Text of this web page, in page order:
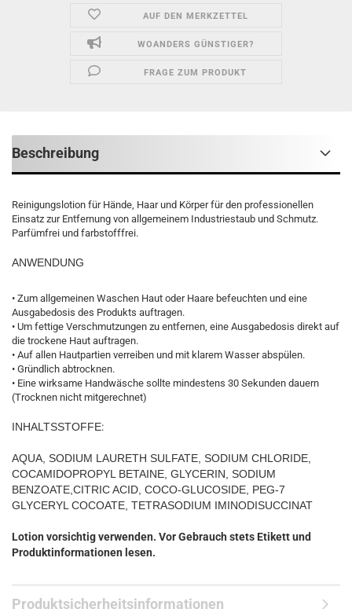
AUF DEN MERKZETTEL
WOANDERS GÜNSTIGER?
FRAGE ZUM PRODUKT
Beschreibung
Reinigungslotion für Hände, Haar und Körper für den professionellen
Einsatz zur Entfernung von allgemeinem Industriestaub und Schmutz.
Parfümfrei und farbstofffrei.
ANWENDUNG
• Zum allgemeinen Waschen Haut oder Haare befeuchten und eine
Ausgabedosis des Produkts auftragen.
• Um fettige Verschmutzungen zu entfernen, eine Ausgabedosis direkt auf
die trockene Haut auftragen.
• Auf allen Hautpartien verreiben und mit klarem Wasser abspülen.
• Gründlich abtrocknen.
• Eine wirksame Handwäsche sollte mindestens 30 Sekunden dauern
(Trocknen nicht mitgerechnet)
INHALTSSTOFFE:
AQUA, SODIUM LAURETH SULFATE, SODIUM CHLORIDE,
COCAMIDOPROPYL BETAINE, GLYCERIN, SODIUM
BENZOATE, CITRIC ACID, COCO-GLUCOSIDE, PEG-7
GLYCERYL COCOATE, TETRASODIUM IMINODISUCCINAT
Lotion vorsichtig verwenden. Vor Gebrauch stets Etikett und
Produktinformationen lesen.
Produktsicherheitsinformationen